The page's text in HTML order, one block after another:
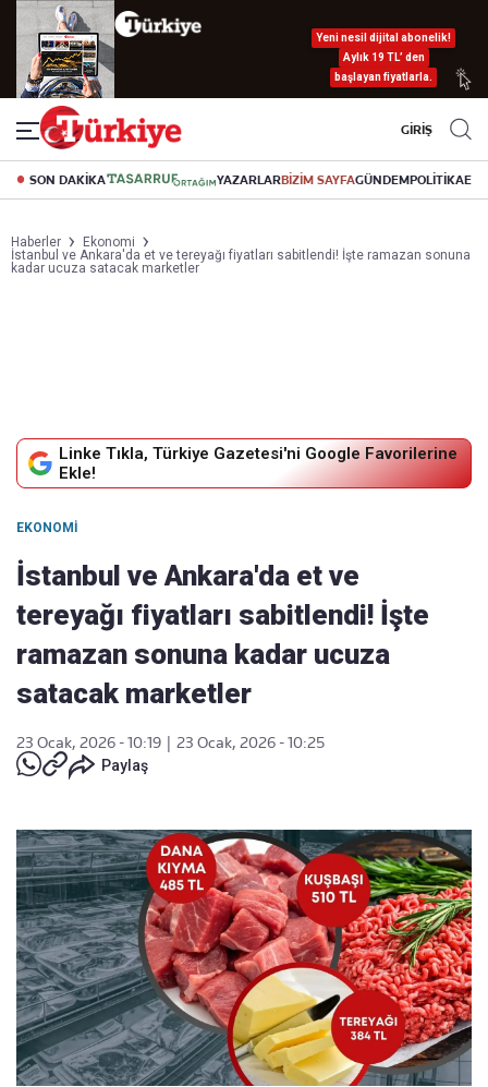
Yeni nesil dijital abonelik!
Aylık 19 TL’ den
başlayan fiyatlarla.
GİRİŞ
SON DAKİKA YAZARLARBİZİM SAYFAGÜNDEMPOLİTİKA
Haberler
Ekonomi
İstanbul ve Ankara'da et ve tereyağı fiyatları sabitlendi! İşte ramazan sonuna
kadar ucuza satacak marketler
Linke Tıkla, Türkiye Gazetesi'ni Google Favorilerine
Ekle!
EKONOMI
İstanbul ve Ankara'da et ve
tereyağı fiyatları sabitlendi! İşte
ramazan sonuna kadar ucuza
satacak marketler
23 Ocak, 2026 - 10:19
23 Ocak, 2026 - 10:25
Paylaş